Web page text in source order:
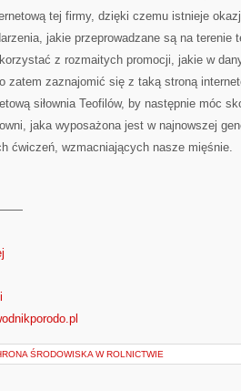
tej firmy, dzięki czemu istnieje
jakie przeprowadzane są na terenie
z rozmaitych promocji, jakie w
zatem zaznajomić się z taką stroną
siłownia Teofilów, by następnie móc
jaka wyposażona jest w najnowszej
ćwiczeń, wzmacniających nasze mięśnie.
ŚRODOWISKA W ROLNICTWIE